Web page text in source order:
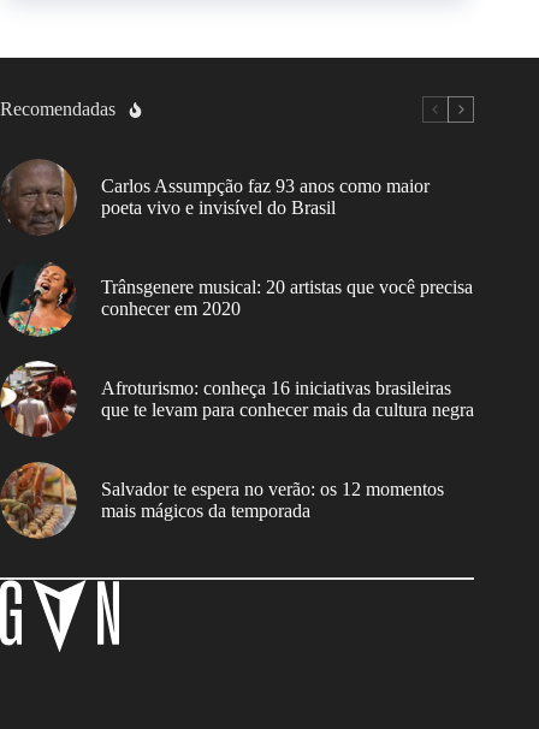
Recomendadas
Carlos Assumpção faz 93 anos como maior
poeta vivo e invisível do Brasil
Trânsgenere musical: 20 artistas que você precisa
conhecer em 2020
Afroturismo: conheça 16 iniciativas brasileiras
que te levam para conhecer mais da cultura negra
Salvador te espera no verão: os 12 momentos
mais mágicos da temporada